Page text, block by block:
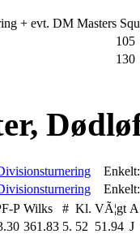
+ evt. DM Masters
105
130
Enkelt:
Enkelt:
P Wilks # Kl. VÃ¦gt A
361.83 5. 52 51.94 J